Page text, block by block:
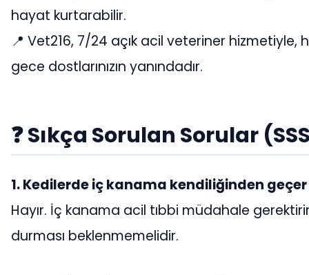
hayat kurtarabilir.
📍 Vet216, 7/24 açık acil veteriner hizmetiyle,
gece dostlarınızın yanındadır.
❓ Sıkça Sorulan Sorular
1. Kedilerde iç kanama kendiliğinden
Hayır. İç kanama acil tıbbi müdahale
durması beklenmemelidir.